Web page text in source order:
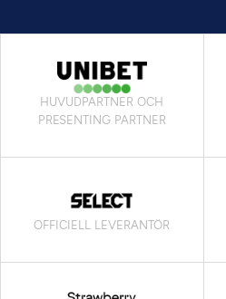
HUVUDPARTNER OCH
PRESENTING PARTNER
OFFICIELL LEVERANTÖR